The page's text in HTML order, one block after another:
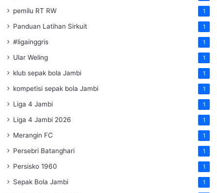
pemilu RT RW 1
Panduan Latihan Sirkuit 1
#ligainggris 1
Ular Weling 1
klub sepak bola Jambi 1
kompetisi sepak bola Jambi 1
Liga 4 Jambi 1
Liga 4 Jambi 2026 1
Merangin FC 1
Persebri Batanghari 1
Persisko 1960 1
Sepak Bola Jambi 1